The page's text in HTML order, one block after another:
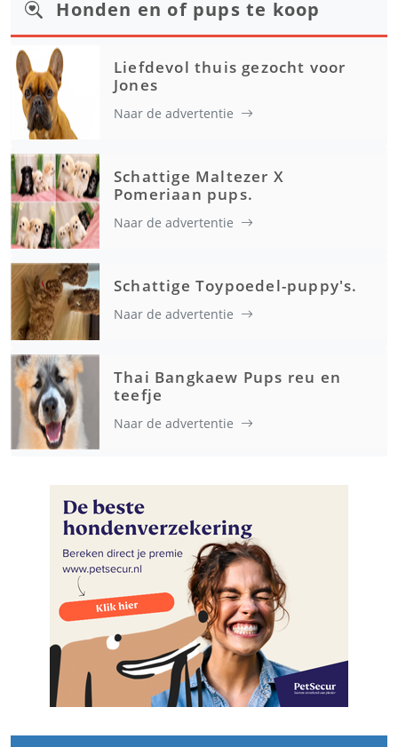
Honden en of pups te koop
Liefdevol thuis gezocht voor
Jones
Naar de advertentie
Schattige Maltezer X
Pomeriaan pups.
Naar de advertentie
Schattige Toypoedel-puppy's.
Naar de advertentie
Thai Bangkaew Pups reu en
teefje
Naar de advertentie